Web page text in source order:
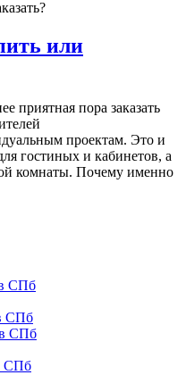
или
приятная пора заказать
проектам. Это и
гостиных и кабинетов, а
комнаты. Почему именно
в СПб
СПб
в СПб
СПб